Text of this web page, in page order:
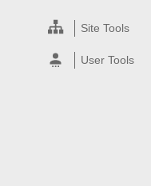
Site Tools
User Tools